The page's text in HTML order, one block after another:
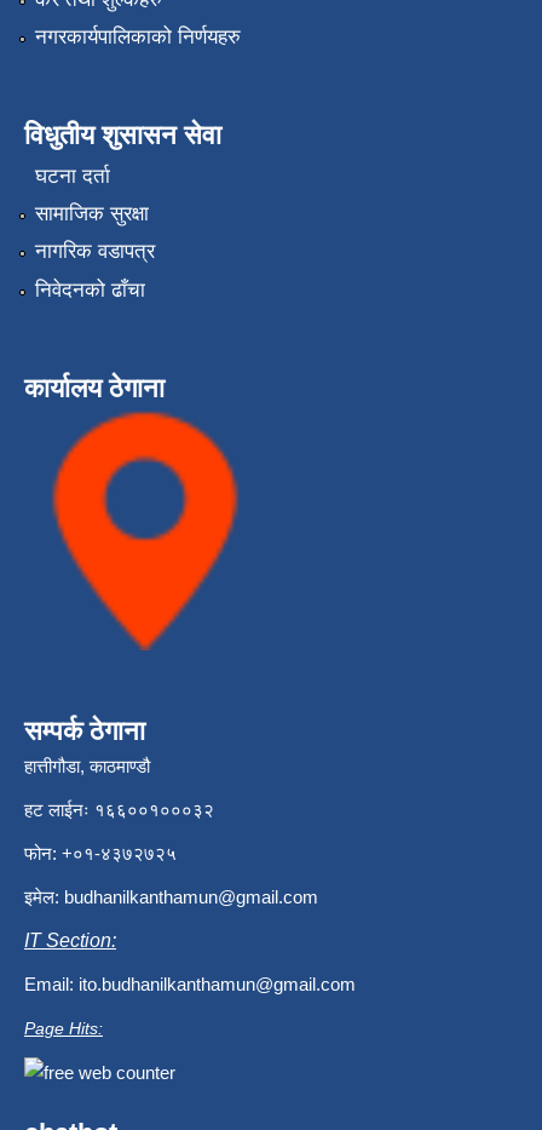
नगरकार्यपालिकाको निर्णयहरु
विधुतीय शुसासन सेवा
घटना दर्ता
सामाजिक सुरक्षा
नागरिक वडापत्र
निवेदनको ढाँचा
कार्यालय ठेगाना
सम्पर्क ठेगाना
हात्तीगौडा, काठमाण्डौ
हट लाईनः १६६००१०००३२
फोन: +०१-४३७२७२५
इमेल: budhanilkanthamun@gmail.com
IT Section:
Email: ito.budhanilkanthamun@gmail.com
Page Hits: